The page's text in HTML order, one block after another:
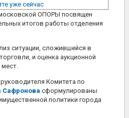
ОПОРЫ посвящен
итогов работы отделения
ситуации, сложившейся в
и оценка аукционной
мест.
Комитета по
Сафронова сформулированы
политики города